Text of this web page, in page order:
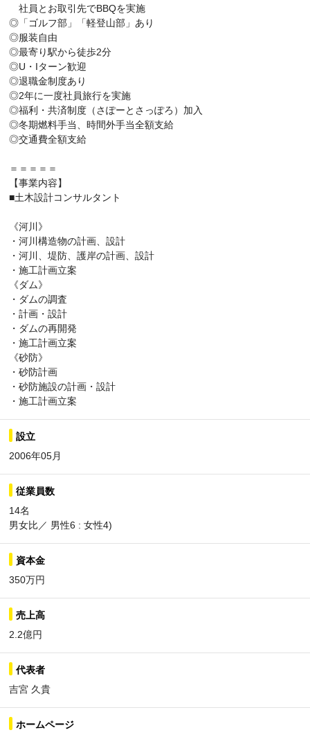
社員とお取引先でBBQを実施
◎「ゴルフ部」「軽登山部」あり
◎服装自由
◎最寄り駅から徒歩2分
◎U・Iターン歓迎
◎退職金制度あり
◎2年に一度社員旅行を実施
◎福利・共済制度（さぽーとさっぽろ）加入
◎冬期燃料手当、時間外手当全額支給
◎交通費全額支給
＝＝＝＝＝
【事業内容】
■土木設計コンサルタント
《河川》
・河川構造物の計画、設計
・河川、堤防、護岸の計画、設計
・施工計画立案
《ダム》
・ダムの調査
・計画・設計
・ダムの再開発
・施工計画立案
《砂防》
・砂防計画
・砂防施設の計画・設計
・施工計画立案
設立
2006年05月
従業員数
14名
男女比／ 男性6 : 女性4)
資本金
350万円
売上高
2.2億円
代表者
吉宮 久貴
ホームページ